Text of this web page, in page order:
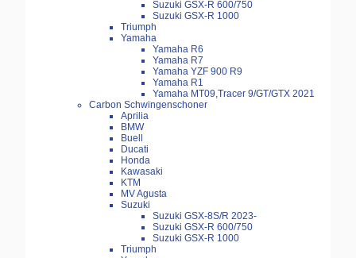
Suzuki GSX-R 600/750
Suzuki GSX-R 1000
Triumph
Yamaha
Yamaha R6
Yamaha R7
Yamaha YZF 900 R9
Yamaha R1
Yamaha MT09,Tracer 9/GT/GTX 2021
Carbon Schwingenschoner
Aprilia
BMW
Buell
Ducati
Honda
Kawasaki
KTM
MV Agusta
Suzuki
Suzuki GSX-8S/R 2023-
Suzuki GSX-R 600/750
Suzuki GSX-R 1000
Triumph